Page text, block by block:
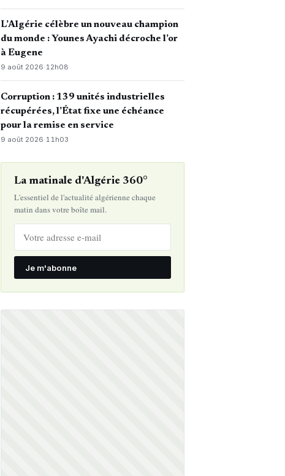
L’Algérie célèbre un nouveau champion
du monde : Younes Ayachi décroche l’or
à Eugene
9 août 2026·12h08
Corruption : 139 unités industrielles
récupérées, l’État fixe une échéance
pour la remise en service
9 août 2026· 11h03
La matinale d'Algérie 360°
L'essentiel de l'actualité algérienne chaque
matin dans votre boîte mail.
Je m'abonne